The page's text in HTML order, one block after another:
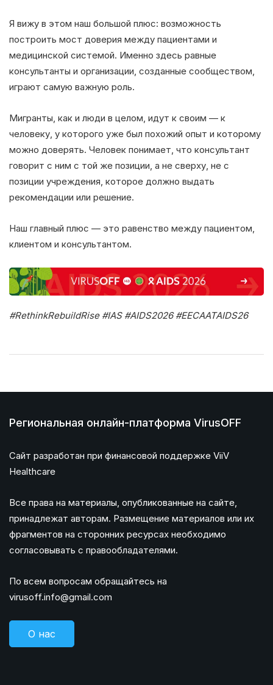
Я вижу в этом наш большой плюс: возможность
построить мост доверия между пациентами и
медицинской системой. Именно здесь равные
консультанты и организации, созданные сообществом,
играют самую важную роль.
Мигранты, как и люди в целом, идут к своим — к
человеку, у которого уже был похожий опыт и которому
можно доверять. Человек понимает, что консультант
говорит с ним с той же позиции, а не сверху, не с
позиции учреждения, которое должно выдать
рекомендации или решение.
Наш главный плюс — это равенство между пациентом,
клиентом и консультантом.
#RethinkRebuildRise #IAS #AIDS2026 #EECAATAIDS26
Региональная онлайн-платформа VirusOFF
Сайт разработан при финансовой поддержке ViiV
Healthcare
Все права на материалы, опубликованные на сайте,
принадлежат авторам. Размещение материалов или их
фрагментов на сторонних ресурсах необходимо
согласовывать с правообладателями.
По всем вопросам обращайтесь на
virusoff.info@gmail.com
О нас